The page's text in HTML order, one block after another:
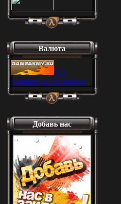
Валюта
CS
Сервера cs 1.6 сервера
Добавь нас